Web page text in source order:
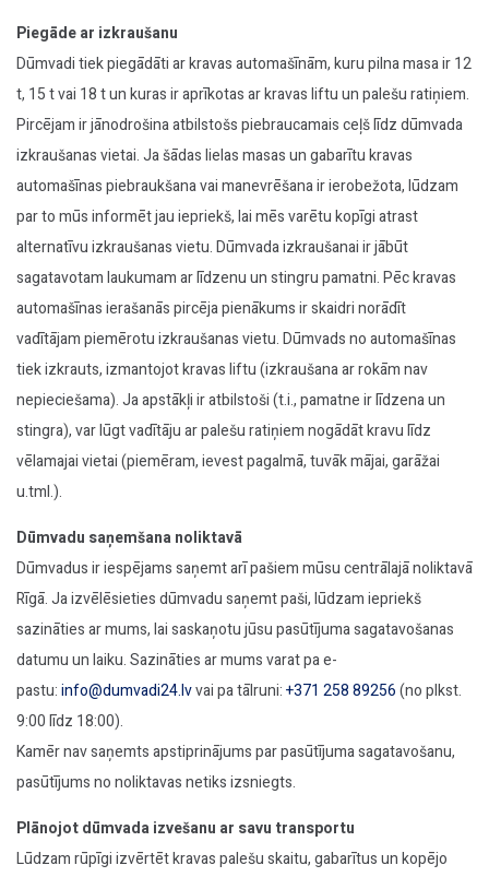
Piegāde ar izkraušanu
Dūmvadi tiek piegādāti ar kravas automašīnām, kuru pilna masa ir 12
t, 15 t vai 18 t un kuras ir aprīkotas ar kravas liftu un palešu ratiņiem.
Pircējam ir jānodrošina atbilstošs piebraucamais ceļš līdz dūmvada
izkraušanas vietai. Ja šādas lielas masas un gabarītu kravas
automašīnas piebraukšana vai manevrēšana ir ierobežota, lūdzam
par to mūs informēt jau iepriekš, lai mēs varētu kopīgi atrast
alternatīvu izkraušanas vietu. Dūmvada izkraušanai ir jābūt
sagatavotam laukumam ar līdzenu un stingru pamatni. Pēc kravas
automašīnas ierašanās pircēja pienākums ir skaidri norādīt
vadītājam piemērotu izkraušanas vietu. Dūmvads no automašīnas
tiek izkrauts, izmantojot kravas liftu (izkraušana ar rokām nav
nepieciešama). Ja apstākļi ir atbilstoši (t.i., pamatne ir līdzena un
stingra), var lūgt vadītāju ar palešu ratiņiem nogādāt kravu līdz
vēlamajai vietai (piemēram, ievest pagalmā, tuvāk mājai, garāžai
u.tml.).
Dūmvadu saņemšana noliktavā
Dūmvadus ir iespējams saņemt arī pašiem mūsu centrālajā noliktavā
Rīgā. Ja izvēlēsieties dūmvadu saņemt paši, lūdzam iepriekš
sazināties ar mums, lai saskaņotu jūsu pasūtījuma sagatavošanas
datumu un laiku. Sazināties ar mums varat pa e-
pastu:info@dumvadi24.lvvai pa tālruni:+371 258 89256(no plkst.
9:00 līdz 18:00).
Kamēr nav saņemts apstiprinājums par pasūtījuma sagatavošanu,
pasūtījums no noliktavas netiks izsniegts.
Plānojot dūmvada izvešanu ar savu transportu
Lūdzam rūpīgi izvērtēt kravas palešu skaitu, gabarītus un kopējo